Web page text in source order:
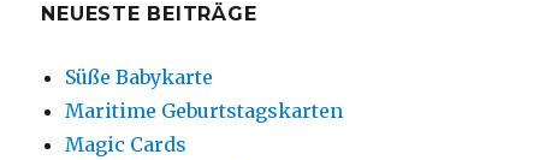
NEUESTE BEITRÄGE
Süße Babykarte
Maritime Geburtstagskarten
Magic Cards